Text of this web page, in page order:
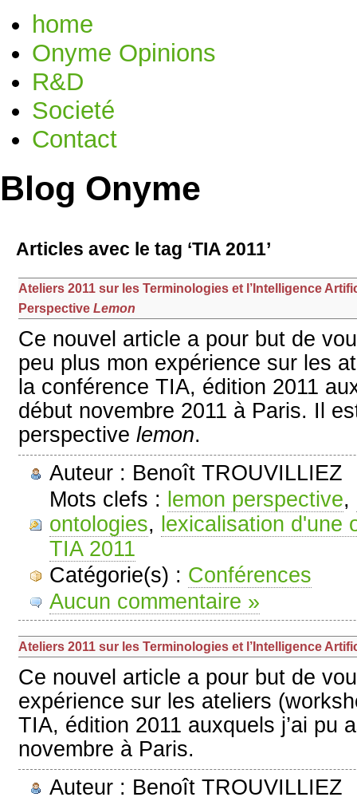
home
Onyme Opinions
R&D
Societé
Contact
Blog Onyme
Articles avec le tag ‘TIA 2011’
Ateliers 2011 sur les Terminologies et l’Intelligence
Perspective Lemon
Ce nouvel article a pour but de
peu plus mon expérience sur les
la conférence TIA, édition 2011
début novembre 2011 à Paris. Il
perspective lemon.
Auteur : Benoît TROUVILLIEZ
Mots clefs : lemon perspective,
ontologies, lexicalisation d'une
TIA 2011
Catégorie(s) : Conférences
Aucun commentaire »
Ateliers 2011 sur les Terminologies et l’Intelligence
Ce nouvel article a pour but de
expérience sur les ateliers
TIA, édition 2011 auxquels j’ai pu
novembre à Paris.
Auteur : Benoît TROUVILLIEZ